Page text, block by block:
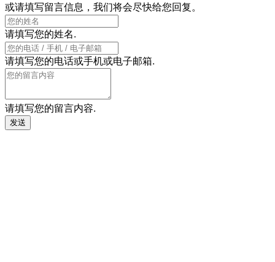
或请填写留言信息，我们将会尽快给您回复。
请填写您的姓名.
请填写您的电话或手机或电子邮箱.
请填写您的留言内容.
发送